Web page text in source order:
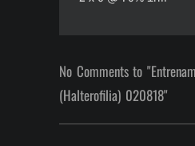
No Comments to
(Halterofilia) 020818"